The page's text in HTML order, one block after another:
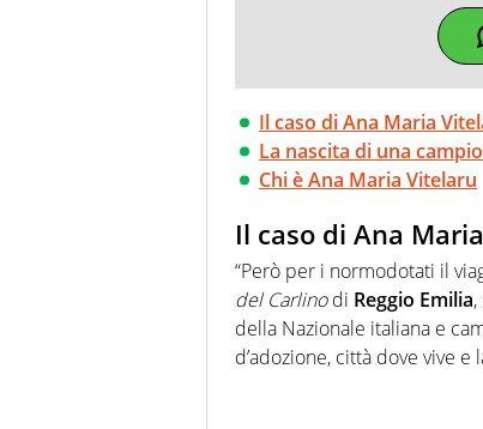
Il caso di Ana Maria
La nascita di una
Chi è Ana Maria Vitelaru
Il caso di Ana
“Però per i normodotati il
del Carlinodi Reggio Emilia
della Nazionale italiana e
d’adozione, città dove vive